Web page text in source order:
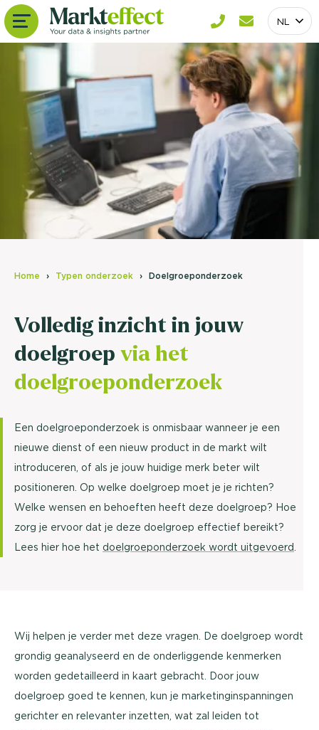
NL
Home Typen onderzoek Doelgroeponderzoek
Volledig inzicht in jouw
doelgroep via het
doelgroeponderzoek
Een doelgroeponderzoek is onmisbaar wanneer je een
nieuwe dienst of een nieuw product in de markt wilt
introduceren, of als je jouw huidige merk beter wilt
positioneren. Op welke doelgroep moet je je richten?
Welke wensen en behoeften heeft deze doelgroep? Hoe
zorg je ervoor dat je deze doelgroep effectief bereikt?
Lees hier hoe het doelgroeponderzoek wordt uitgevoerd
Wij helpen je verder met deze vragen. De doelgroep wordt
grondig geanalyseerd en de onderliggende kenmerken
worden gedetailleerd in kaart gebracht. Door jouw
doelgroep goed te kennen, kun je marketinginspanningen
gerichter en relevanter inzetten, wat zal leiden tot